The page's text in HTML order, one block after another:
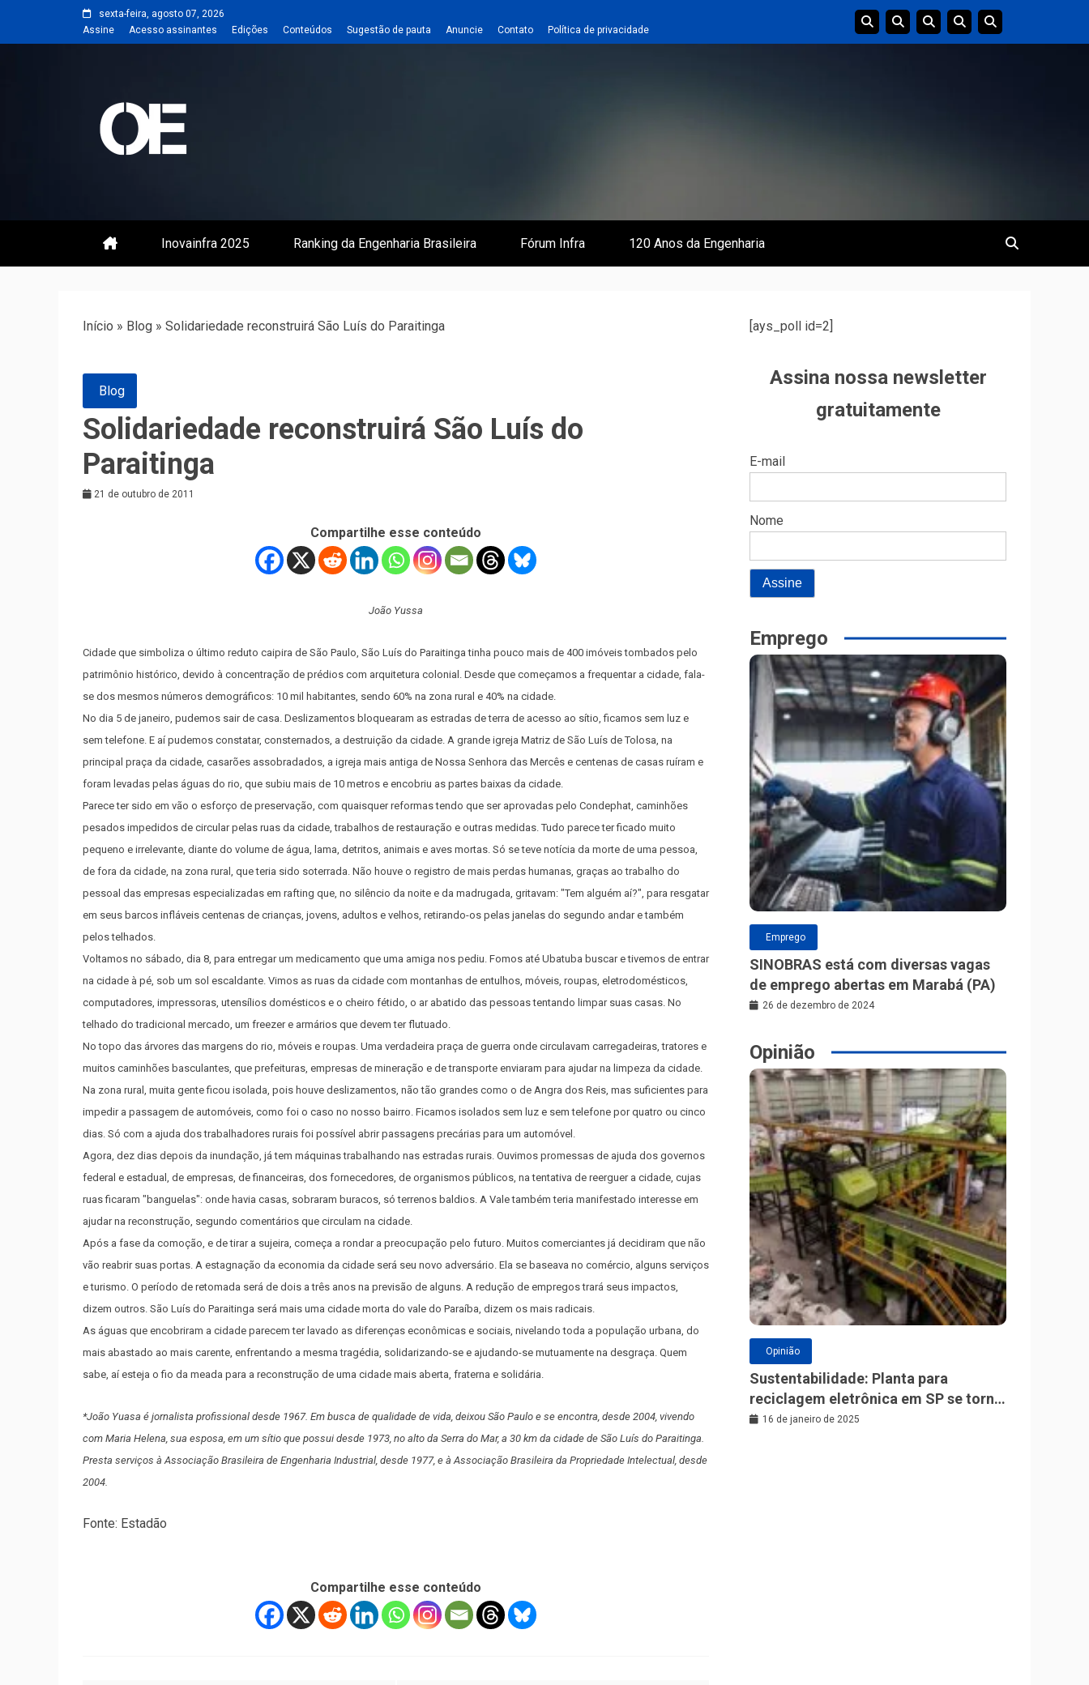
sexta-feira, agosto 07, 2026
Assine
Acesso assinantes Edições Conteúdos Sugestão de pauta Anuncie Contato Política de privacidade
Revista | O Empreiteiro
Inovainfra 2025 Ranking da Engenharia Brasileira Fórum Infra 120 Anos da Engenharia
Início » Blog » Solidariedade reconstruirá São Luís do Paraitinga
Blog
Solidariedade reconstruirá São Luís do
Paraitinga
21 de outubro de 2011
Compartilhe esse conteúdo
João Yussa
Cidade que simboliza o último reduto caipira de São Paulo, São Luís do Paraitinga tinha pouco mais de 400 imóveis tombados pelo
patrimônio histórico, devido à concentração de prédios com arquitetura colonial. Desde que começamos a frequentar a cidade, fala-
se dos mesmos números demográficos: 10 mil habitantes, sendo 60% na zona rural e 40% na cidade.
No dia 5 de janeiro, pudemos sair de casa. Deslizamentos bloquearam as estradas de terra de acesso ao sítio, ficamos sem luz e
sem telefone. E aí pudemos constatar, consternados, a destruição da cidade. A grande igreja Matriz de São Luís de Tolosa, na
principal praça da cidade, casarões assobradados, a igreja mais antiga de Nossa Senhora das Mercês e centenas de casas ruíram e
foram levadas pelas águas do rio, que subiu mais de 10 metros e encobriu as partes baixas da cidade.
Parece ter sido em vão o esforço de preservação, com quaisquer reformas tendo que ser aprovadas pelo Condephat, caminhões
pesados impedidos de circular pelas ruas da cidade, trabalhos de restauração e outras medidas. Tudo parece ter ficado muito
pequeno e irrelevante, diante do volume de água, lama, detritos, animais e aves mortas. Só se teve notícia da morte de uma pessoa,
de fora da cidade, na zona rural, que teria sido soterrada. Não houve o registro de mais perdas humanas, graças ao trabalho do
pessoal das empresas especializadas em rafting que, no silêncio da noite e da madrugada, gritavam: "Tem alguém aí?", para resgatar
em seus barcos infláveis centenas de crianças, jovens, adultos e velhos, retirando-os pelas janelas do segundo andar e também
pelos telhados.
Voltamos no sábado, dia 8, para entregar um medicamento que uma amiga nos pediu. Fomos até Ubatuba buscar e tivemos de entrar
na cidade à pé, sob um sol escaldante. Vimos as ruas da cidade com montanhas de entulhos, móveis, roupas, eletrodomésticos,
computadores, impressoras, utensílios domésticos e o cheiro fétido, o ar abatido das pessoas tentando limpar suas casas. No
telhado do tradicional mercado, um freezer e armários que devem ter flutuado.
No topo das árvores das margens do rio, móveis e roupas. Uma verdadeira praça de guerra onde circulavam carregadeiras, tratores e
muitos caminhões basculantes, que prefeituras, empresas de mineração e de transporte enviaram para ajudar na limpeza da cidade.
Na zona rural, muita gente ficou isolada, pois houve deslizamentos, não tão grandes como o de Angra dos Reis, mas suficientes para
impedir a passagem de automóveis, como foi o caso no nosso bairro. Ficamos isolados sem luz e sem telefone por quatro ou cinco
dias. Só com a ajuda dos trabalhadores rurais foi possível abrir passagens precárias para um automóvel.
Agora, dez dias depois da inundação, já tem máquinas trabalhando nas estradas rurais. Ouvimos promessas de ajuda dos governos
federal e estadual, de empresas, de financeiras, dos fornecedores, de organismos públicos, na tentativa de reerguer a cidade, cujas
ruas ficaram "banguelas": onde havia casas, sobraram buracos, só terrenos baldios. A Vale também teria manifestado interesse em
ajudar na reconstrução, segundo comentários que circulam na cidade.
Após a fase da comoção, e de tirar a sujeira, começa a rondar a preocupação pelo futuro. Muitos comerciantes já decidiram que não
vão reabrir suas portas. A estagnação da economia da cidade será seu novo adversário. Ela se baseava no comércio, alguns serviços
e turismo. O período de retomada será de dois a três anos na previsão de alguns. A redução de empregos trará seus impactos,
dizem outros. São Luís do Paraitinga será mais uma cidade morta do vale do Paraíba, dizem os mais radicais.
As águas que encobriram a cidade parecem ter lavado as diferenças econômicas e sociais, nivelando toda a população urbana, do
mais abastado ao mais carente, enfrentando a mesma tragédia, solidarizando-se e ajudando-se mutuamente na desgraça. Quem
sabe, aí esteja o fio da meada para a reconstrução de uma cidade mais aberta, fraterna e solidária.
*João Yuasa é jornalista profissional desde 1967. Em busca de qualidade de vida, deixou São Paulo e se encontra, desde 2004, vivendo
com Maria Helena, sua esposa, em um sítio que possui desde 1973, no alto da Serra do Mar, a 30 km da cidade de São Luís do Paraitinga.
Presta serviços à Associação Brasileira de Engenharia Industrial, desde 1977, e à Associação Brasileira da Propriedade Intelectual, desde
2004.
Fonte: Estadão
Compartilhe esse conteúdo
[ays_poll id=2]
Assina nossa newsletter
gratuitamente
E-mail
Nome
Emprego
Emprego
SINOBRAS está com diversas vagas
de emprego abertas em Marabá (PA)
26 de dezembro de 2024
Opinião
Opinião
Sustentabilidade: Planta para
reciclagem eletrônica em SP se torna
a maior da América Latina
16 de janeiro de 2025